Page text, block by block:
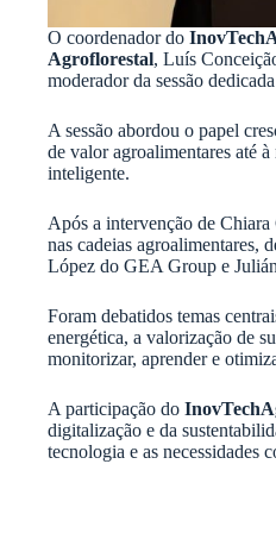
O coordenador do
Agroflorestal, Luís
moderador da sessão
A sessão abordou o papel
de valor agroalimentares até
inteligente.
Após a intervenção de
nas cadeias agroalimentares,
López do GEA Group e
Foram debatidos temas
energética, a valorização de
monitorizar, aprender e
A participação do
digitalização e da
tecnologia e as necessidades